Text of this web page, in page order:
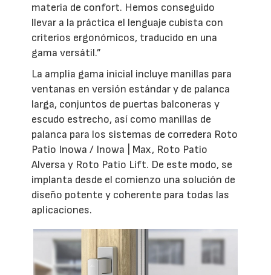
materia de confort. Hemos conseguido
llevar a la práctica el lenguaje cubista con
criterios ergonómicos, traducido en una
gama versátil.”
La amplia gama inicial incluye manillas para
ventanas en versión estándar y de palanca
larga, conjuntos de puertas balconeras y
escudo estrecho, así como manillas de
palanca para los sistemas de corredera Roto
Patio Inowa / Inowa | Max, Roto Patio
Alversa y Roto Patio Lift. De este modo, se
implanta desde el comienzo una solución de
diseño potente y coherente para todas las
aplicaciones.